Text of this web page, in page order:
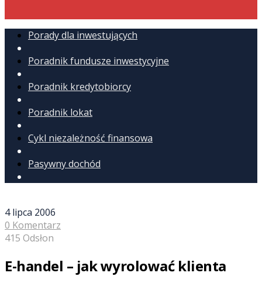
Porady dla inwestujących
Poradnik fundusze inwestycyjne
Poradnik kredytobiorcy
Poradnik lokat
Cykl niezależność finansowa
Pasywny dochód
4 lipca 2006
0 Komentarz
415 Odsłon
E-handel – jak wyrolować klienta